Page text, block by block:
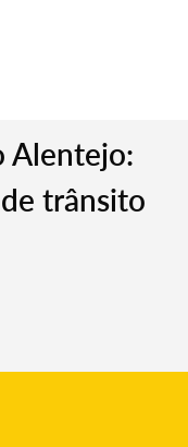
Alentejo:
trânsito